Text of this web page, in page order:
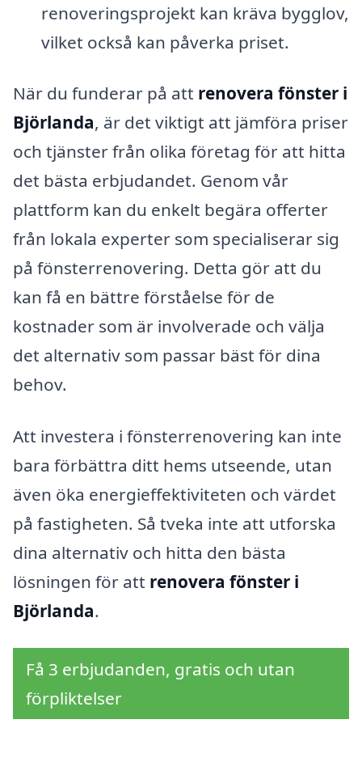
renoveringsprojekt kan kräva bygglov,
vilket också kan påverka priset.
När du funderar på att renovera fönster i
Björlanda, är det viktigt att jämföra priser
och tjänster från olika företag för att hitta
det bästa erbjudandet. Genom vår
plattform kan du enkelt begära offerter
från lokala experter som specialiserar sig
på fönsterrenovering. Detta gör att du
kan få en bättre förståelse för de
kostnader som är involverade och välja
det alternativ som passar bäst för dina
behov.
Att investera i fönsterrenovering kan inte
bara förbättra ditt hems utseende, utan
även öka energieffektiviteten och värdet
på fastigheten. Så tveka inte att utforska
dina alternativ och hitta den bästa
lösningen för att renovera fönster i
Björlanda.
Få 3 erbjudanden, gratis och utan
förpliktelser